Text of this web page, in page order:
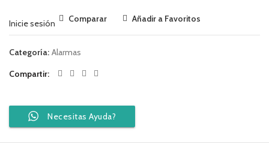
Inicie sesión Comparar Añadir a Favoritos
Categoría: Alarmas
Compartir
Necesitas Ayuda?